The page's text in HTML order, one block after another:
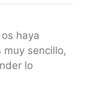
haya
muy sencillo,
lo